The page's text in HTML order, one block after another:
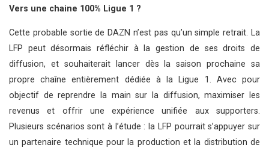
Vers une chaine 100% Ligue 1 ?
Cette probable sortie de DAZN n’est pas qu’un simple retrait. La
LFP peut désormais réfléchir à la gestion de ses droits de
diffusion, et souhaiterait lancer dès la saison prochaine sa
propre chaîne entièrement dédiée à la Ligue 1. Avec pour
objectif de reprendre la main sur la diffusion, maximiser les
revenus et offrir une expérience unifiée aux supporters.
Plusieurs scénarios sont à l’étude : la LFP pourrait s’appuyer sur
un partenaire technique pour la production et la distribution de